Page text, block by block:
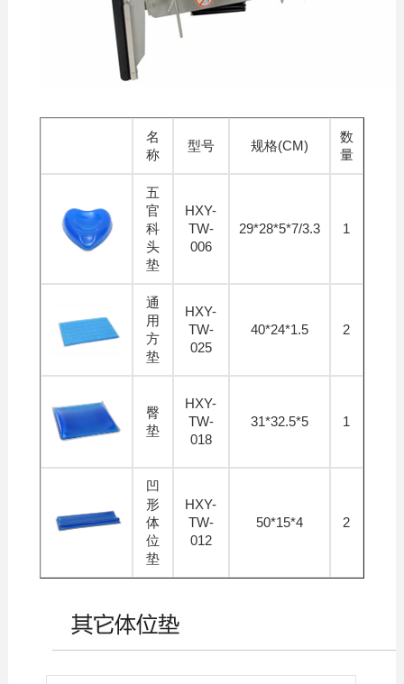
名
称
型号 规格(CM)
数
量
五
官
科
头
垫
HXY-
TW-
006
29*28*5*7/3.3 1
通
用
方
垫
HXY-
TW-
025
40*24*1.5 2
臀
垫
HXY-
TW-
018
31*32.5*5 1
凹
形
体
位
垫
HXY-
TW-
012
50*15*4 2